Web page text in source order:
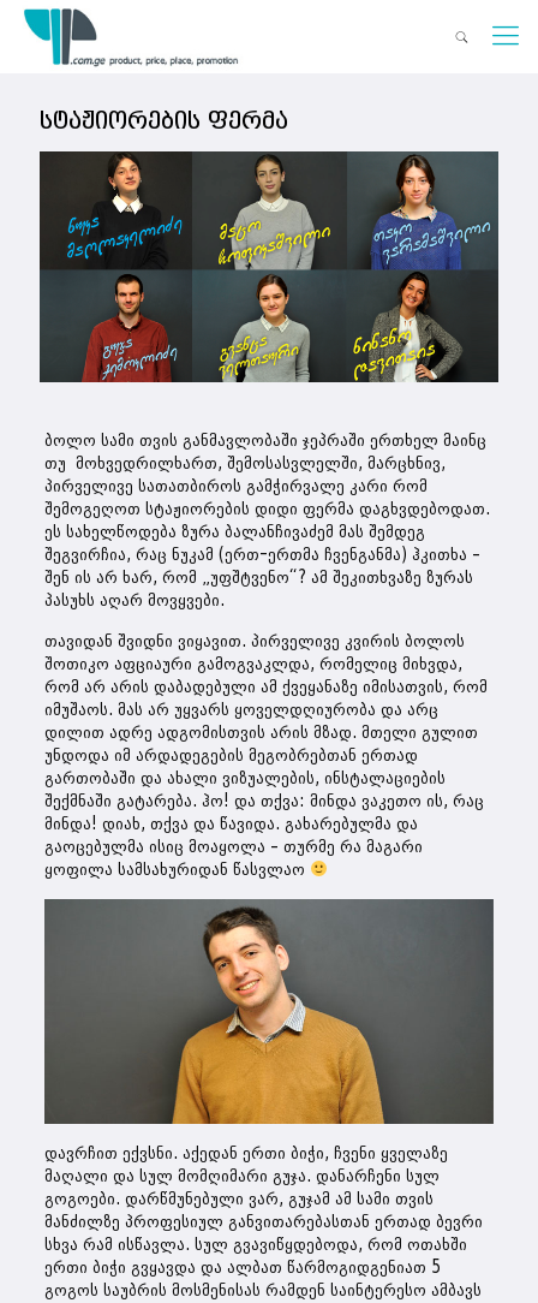
სტაჟიორების ფერმა
ბოლო სამი თვის განმავლობაში ჯეპრაში ერთხელ მაინც
თუ მოხვედრილხართ, შემოსასვლელში, მარცხნივ,
პირველივე სათათბიროს გამჭირვალე კარი რომ
შემოგეღოთ სტაჟიორების დიდი ფერმა დაგხვდებოდათ.
ეს სახელწოდება ზურა ბალანჩივაძემ მას შემდეგ
შეგვირჩია, რაც ნუკამ (ერთ-ერთმა ჩვენგანმა) ჰკითხა –
შენ ის არ ხარ, რომ „უფშტვენო“? ამ შეკითხვაზე ზურას
პასუხს აღარ მოვყვები.
თავიდან შვიდნი ვიყავით. პირველივე კვირის ბოლოს
შოთიკო აფციაური გამოგვაკლდა, რომელიც მიხვდა,
რომ არ არის დაბადებული ამ ქვეყანაზე იმისათვის, რომ
იმუშაოს. მას არ უყვარს ყოველდღიურობა და არც
დილით ადრე ადგომისთვის არის მზად. მთელი გულით
უნდოდა იმ არდადეგების მეგობრებთან ერთად
გართობაში და ახალი ვიზუალების, ინსტალაციების
შექმნაში გატარება. ჰო! და თქვა: მინდა ვაკეთო ის, რაც
მინდა! დიახ, თქვა და წავიდა. გახარებულმა და
გაოცებულმა ისიც მოაყოლა – თურმე რა მაგარი
ყოფილა სამსახურიდან წასვლაო
დავრჩით ექვსნი. აქედან ერთი ბიჭი, ჩვენი ყველაზე
მაღალი და სულ მომღიმარი გუჯა. დანარჩენი სულ
გოგოები. დარწმუნებული ვარ, გუჯამ ამ სამი თვის
მანძილზე პროფესიულ განვითარებასთან ერთად ბევრი
სხვა რამ ისწავლა. სულ გვავიწყდებოდა, რომ ოთახში
ერთი ბიჭი გვყავდა და ალბათ წარმოგიდგენიათ 5
გოგოს საუბრის მოსმენისას რამდენ საინტერესო ამბავს